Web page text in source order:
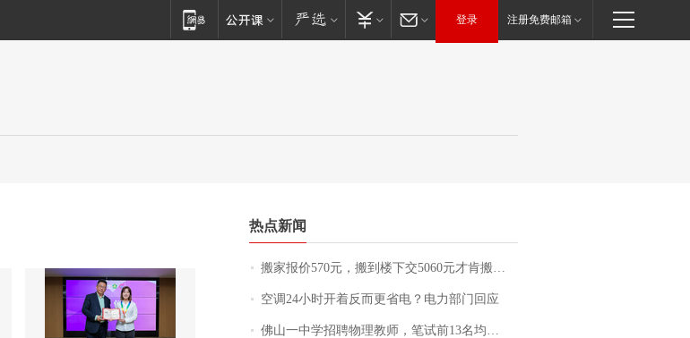
登录 注册免费邮箱
热点新闻
搬家报价570元，搬到楼下交5060元才肯搬上楼！女子傻眼了……
空调24小时开着反而更省电？电力部门回应
佛山一中学招聘物理教师，笔试前13名均遭淘汰？教育局：已叫停招聘，成立调查组全面核查